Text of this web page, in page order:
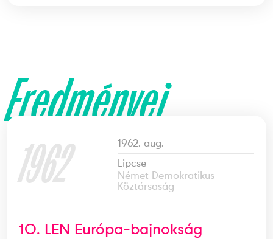
Eredményei
1962
1962. aug.
Lipcse
Német Demokratikus
Köztársaság
10. LEN Európa-bajnokság